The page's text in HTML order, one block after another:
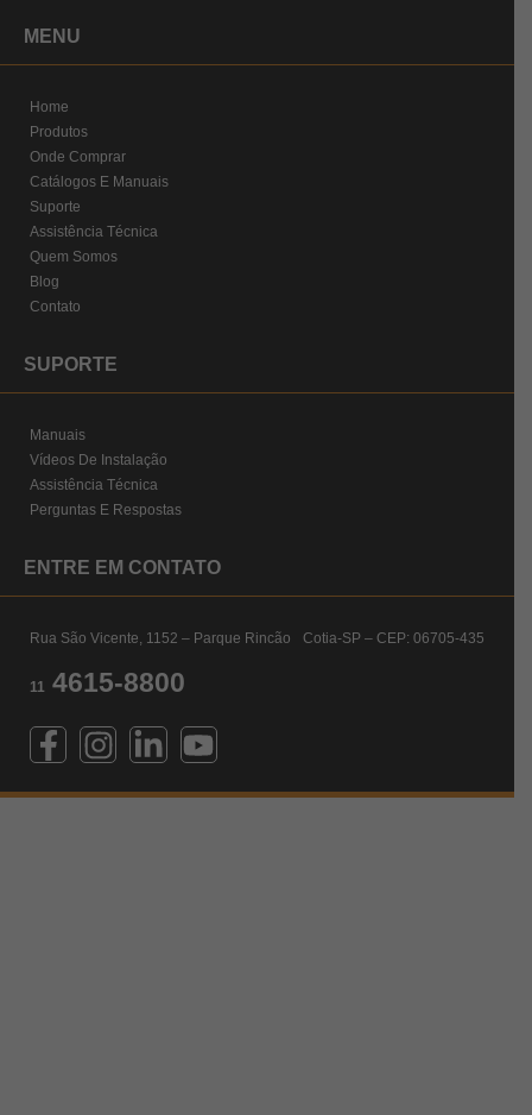
MENU
Home
Produtos
Onde Comprar
Catálogos E Manuais
Suporte
Assistência Técnica
Quem Somos
Blog
Contato
SUPORTE
Manuais
Vídeos De Instalação
Assistência Técnica
Perguntas E Respostas
ENTRE EM CONTATO
Rua São Vicente, 1152 – Parque Rincão Cotia-SP – CEP: 06705-435
11 4615-8800